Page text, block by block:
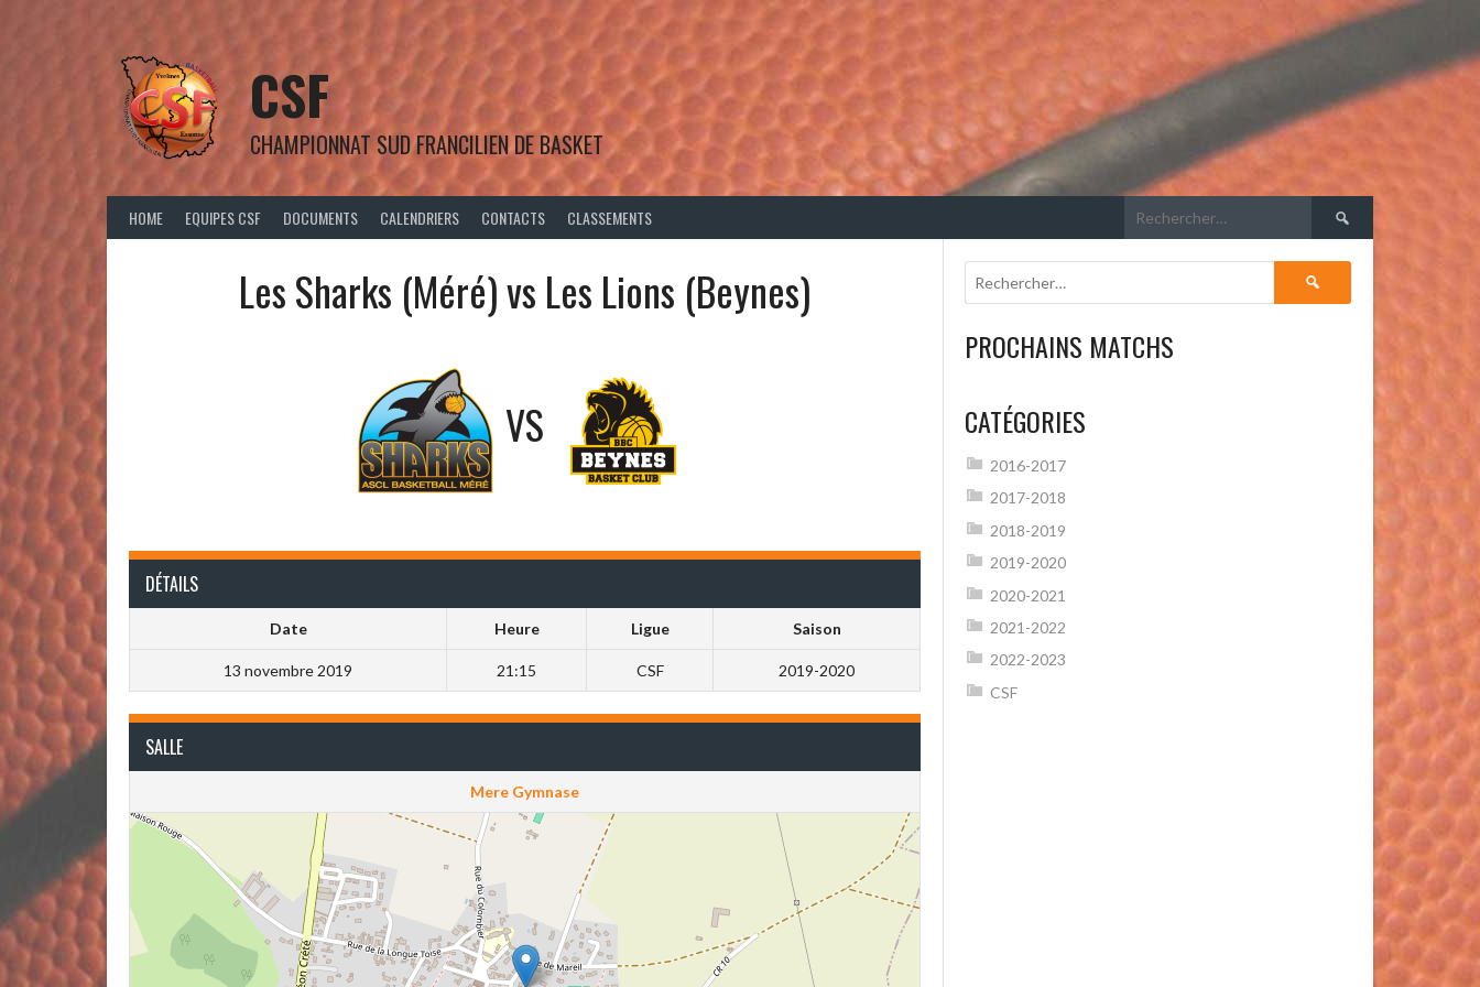
CSF
CHAMPIONNAT SUD FRANCILIEN DE BASKET
HOME EQUIPES CSF DOCUMENTS CALENDRIERS CONTACTS CLASSEMENTS Rechercher :
Les Sharks (Méré) vs Les Lions (Beynes)
VS
DÉTAILS
Date Heure Ligue Saison
13 novembre 2019 21:15 CSF 2019-2020
SALLE
Mere Gymnase
Rechercher :
PROCHAINS MATCHS
CATÉGORIES
2016-2017
2017-2018
2018-2019
2019-2020
2020-2021
2021-2022
2022-2023
CSF